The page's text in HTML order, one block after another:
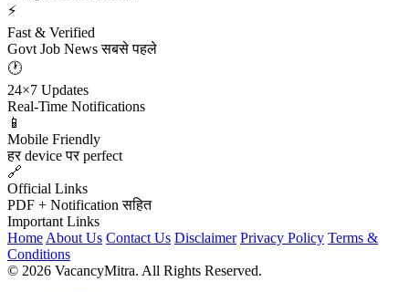
⚡
Fast & Verified
Govt Job News सबसे पहले
🕐
24×7 Updates
Real-Time Notifications
📱
Mobile Friendly
हर device पर perfect
🔗
Official Links
PDF + Notification सहित
Important Links
Home About Us Contact Us Disclaimer Privacy Policy Terms &
Conditions
© 2026 VacancyMitra. All Rights Reserved.